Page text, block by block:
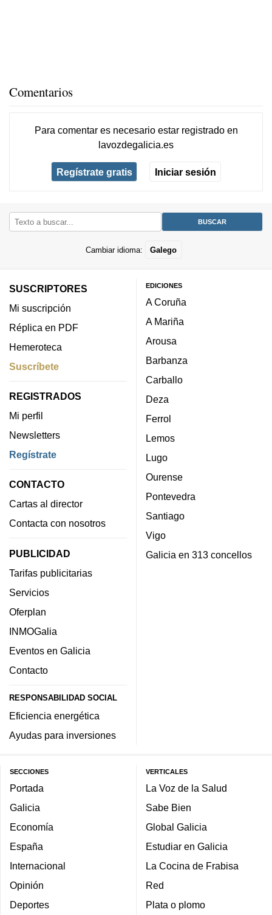
Comentarios
Para comentar es necesario estar registradoen
lavozdegalicia.es
Regístrate gratis Iniciar sesión
Cambiar idioma: Galego
SUSCRIPTORES
Mi suscripción
Réplica en PDF
Hemeroteca
Suscríbete
REGISTRADOS
Mi perfil
Newsletters
Regístrate
CONTACTO
Cartas al director
Contacta con nosotros
PUBLICIDAD
Tarifas publicitarias
Servicios
Oferplan
INMOGalia
Eventos en Galicia
Contacto
RESPONSABILIDAD SOCIAL
Eficiencia energética
Ayudas para inversiones
EDICIONES
A Coruña
A Mariña
Arousa
Barbanza
Carballo
Deza
Ferrol
Lemos
Lugo
Ourense
Pontevedra
Santiago
Vigo
Galicia en 313 concellos
SECCIONES
Portada
Galicia
Economía
España
Internacional
Opinión
Deportes
VERTICALES
La Voz de la Salud
Sabe Bien
Global Galicia
Estudiar en Galicia
La Cocina de Frabisa
Red
Plata o plomo